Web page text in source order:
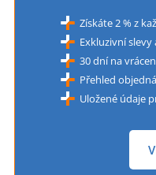
Získáte 2 % z
Exkluzivní slevy
30 dní na
Přehled
Uložené údaje